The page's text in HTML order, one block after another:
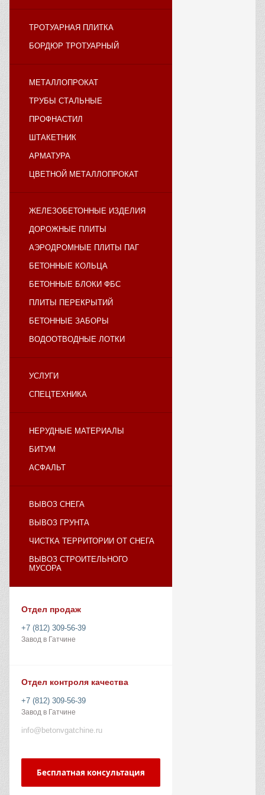
ТРОТУАРНАЯ ПЛИТКА
БОРДЮР ТРОТУАРНЫЙ
МЕТАЛЛОПРОКАТ
ТРУБЫ СТАЛЬНЫЕ
ПРОФНАСТИЛ
ШТАКЕТНИК
АРМАТУРА
ЦВЕТНОЙ МЕТАЛЛОПРОКАТ
ЖЕЛЕЗОБЕТОННЫЕ ИЗДЕЛИЯ
ДОРОЖНЫЕ ПЛИТЫ
АЭРОДРОМНЫЕ ПЛИТЫ ПАГ
БЕТОННЫЕ КОЛЬЦА
БЕТОННЫЕ БЛОКИ ФБС
ПЛИТЫ ПЕРЕКРЫТИЙ
БЕТОННЫЕ ЗАБОРЫ
ВОДООТВОДНЫЕ ЛОТКИ
УСЛУГИ
СПЕЦТЕХНИКА
НЕРУДНЫЕ МАТЕРИАЛЫ
БИТУМ
АСФАЛЬТ
ВЫВОЗ СНЕГА
ВЫВОЗ ГРУНТА
ЧИСТКА ТЕРРИТОРИИ ОТ СНЕГА
ВЫВОЗ СТРОИТЕЛЬНОГО
МУСОРА
Отдел продаж
+7 (812) 309-56-39
Завод в Гатчине
Отдел контроля качества
+7 (812) 309-56-39
Завод в Гатчине
info@betonvgatchine.ru
Бесплатная консультация